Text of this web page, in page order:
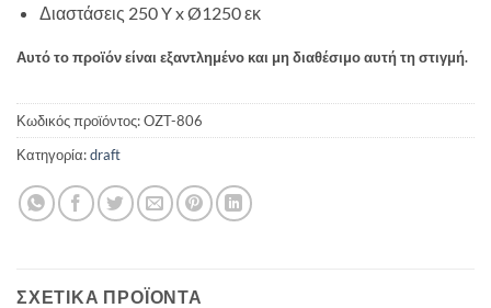
Διαστάσεις 250 Y x Ø1250 εκ
Αυτό το προϊόν είναι εξαντλημένο και μη διαθέσιμο αυτή τη στιγμή.
Κωδικός προϊόντος:OZT-806
Κατηγορία:draft
ΣΧΕΤΙΚΆ ΠΡΟΪΌΝΤΑ